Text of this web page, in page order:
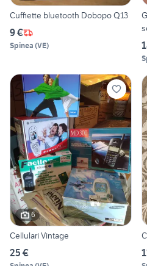
Cuffiette bluetooth Dobopo Q13
9 €
Spinea (VE)
6
Cellulari Vintage
25 €